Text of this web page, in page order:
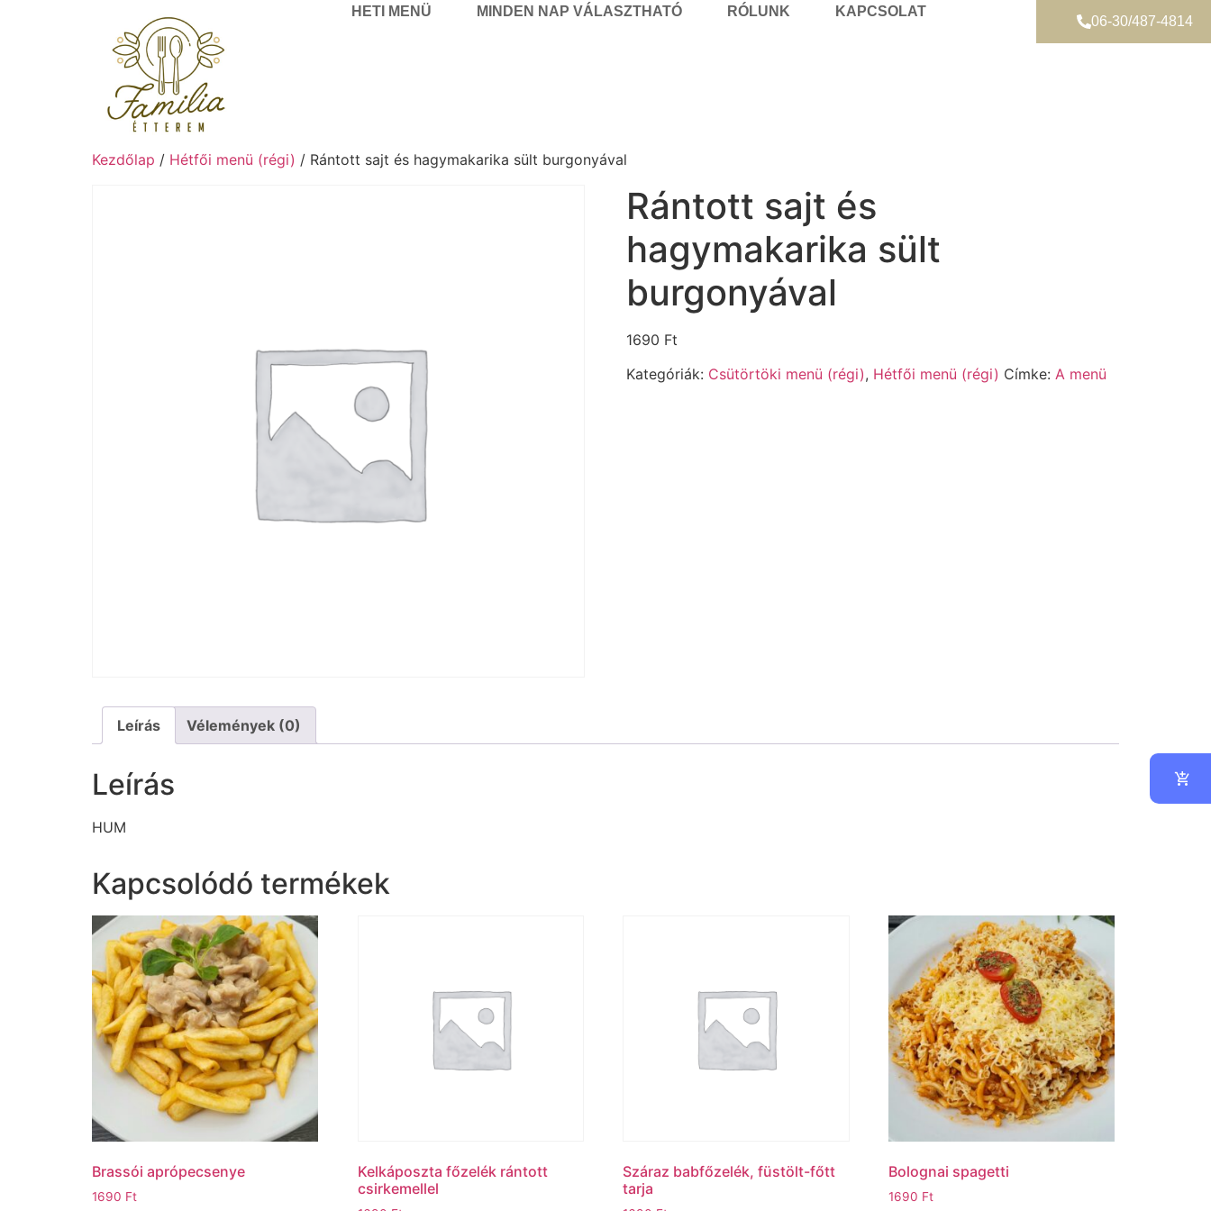
HETI MENÜ MINDEN NAP VÁLASZTHATÓ RÓLUNK KAPCSOLAT
06-30/487-4814
Kezdőlap / Hétfői menü (régi) / Rántott sajt és hagymakarika sült burgonyával
Rántott sajt és
hagymakarika sült
burgonyával
1690 Ft
Kategóriák: Csütörtöki menü (régi), Hétfői menü (régi) Címke: A menü
Leírás Vélemények (0)
Leírás
HUM
Kapcsolódó termékek
Brassói aprópecsenye
1690 Ft
Kelkáposzta főzelék rántott
csirkemellel
Száraz babfőzelék, füstölt-főtt
tarja
Bolognai spagetti
1690 Ft